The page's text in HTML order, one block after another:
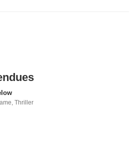
,Thriller